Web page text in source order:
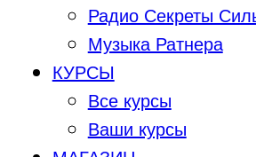
Радио Секреты
Музыка Ратнера
КУРСЫ
Все курсы
Ваши курсы